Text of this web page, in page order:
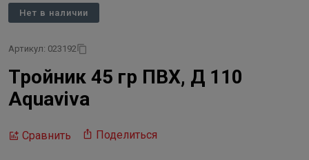
Нет в наличии
Артикул: 023192
Тройник 45 гр ПВХ, Д 110
Aquaviva
Сравнить Поделиться